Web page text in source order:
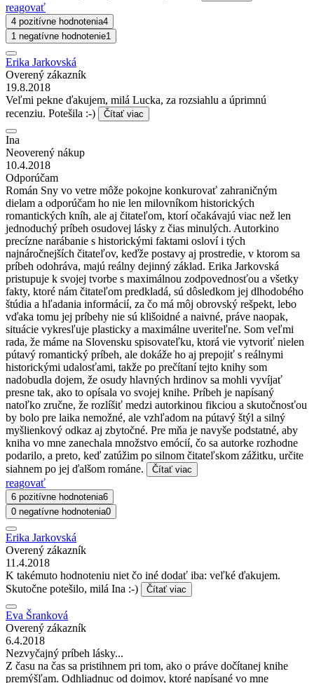
reagovať
4 pozitívne hodnotenia4
1 negatívne hodnotenie1
Erika Jarkovská
Overený zákazník
19.8.2018
Veľmi pekne ďakujem, milá Lucka, za rozsiahlu a úprimnú
recenziu. Potešila :-)
Čítať viac
Ina
Neoverený nákup
10.4.2018
Odporúčam
Román Sny vo vetre môže pokojne konkurovať zahraničným
dielam a odporúčam ho nie len milovníkom historických
romantických kníh, ale aj čitateľom, ktorí očakávajú viac než len
jednoduchý príbeh osudovej lásky z čias minulých. Autorkino
precízne narábanie s historickými faktami osloví i tých
najnáročnejších čitateľov, keďže postavy aj prostredie, v ktorom sa
príbeh odohráva, majú reálny dejinný základ. Erika Jarkovská
pristupuje k svojej tvorbe s maximálnou zodpovednosťou a všetky
fakty, ktoré nám čitateľom predkladá, sú dôsledkom jej dlhodobého
štúdia a hľadania informácií, za čo má môj obrovský rešpekt, lebo
vďaka tomu jej príbehy nie sú klišoidné a naivné, práve naopak,
situácie vykresľuje plasticky a maximálne uveriteľne. Som veľmi
rada, že máme na Slovensku spisovateľku, ktorá vie vytvoriť nielen
pútavý romantický príbeh, ale dokáže ho aj prepojiť s reálnymi
historickými udalosťami, takže po prečítaní tejto knihy som
nadobudla dojem, že osudy hlavných hrdinov sa mohli vyvíjať
presne tak, ako to opísala vo svojej knihe. Príbeh je napísaný
natoľko zručne, že rozlíšiť medzi autorkinou fikciou a skutočnosťou
by bolo pre laika nemožné, ale vzhľadom na pútavý štýl a silný
myšlienkový odkaz aj zbytočné. Pre mňa je navyše podstatné, aby
kniha vo mne zanechala množstvo emócií, čo sa autorke rozhodne
podarilo, a preto, keď zatúžim po silnom čitateľskom zážitku, určite
siahnem po jej ďalšom románe.
Čítať viac
reagovať
6 pozitívne hodnotenia6
0 negatívne hodnotenia0
Erika Jarkovská
Overený zákazník
11.4.2018
K takémuto hodnoteniu niet čo iné dodať iba: veľké ďakujem.
Skutočne potešilo, milá Ina :-)
Čítať viac
Eva Šranková
Overený zákazník
6.4.2018
Nezvyčajný príbeh lásky...
Z času na čas sa pristihnem pri tom, ako o práve dočítanej knihe
premýšľam. Odhliadnuc od dojmov, ktoré napísané vo mne